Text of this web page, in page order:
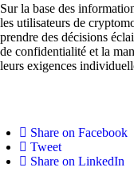
Sur la base des
les utilisateurs de
prendre des décisions
de confidentialité et la
leurs exigences
Share on Facebook
Tweet
Share on LinkedIn